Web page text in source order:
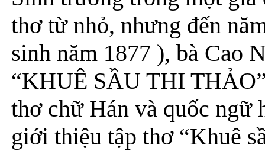
thơ từ nhỏ, nhưng đến
sinh năm 1877 ), bà Cao
“KHUÊ SẦU THI
thơ chữ Hán và quốc ngữ
giới thiệu tập thơ “Khuê